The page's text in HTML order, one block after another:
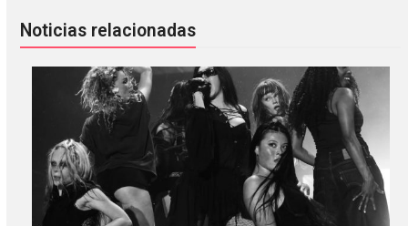
Noticias relacionadas